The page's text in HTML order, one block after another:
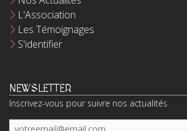
L'Association
Les Témoignages
S'identifier
NEWSLETTER
Inscrivez-vous pour suivre nos actualités